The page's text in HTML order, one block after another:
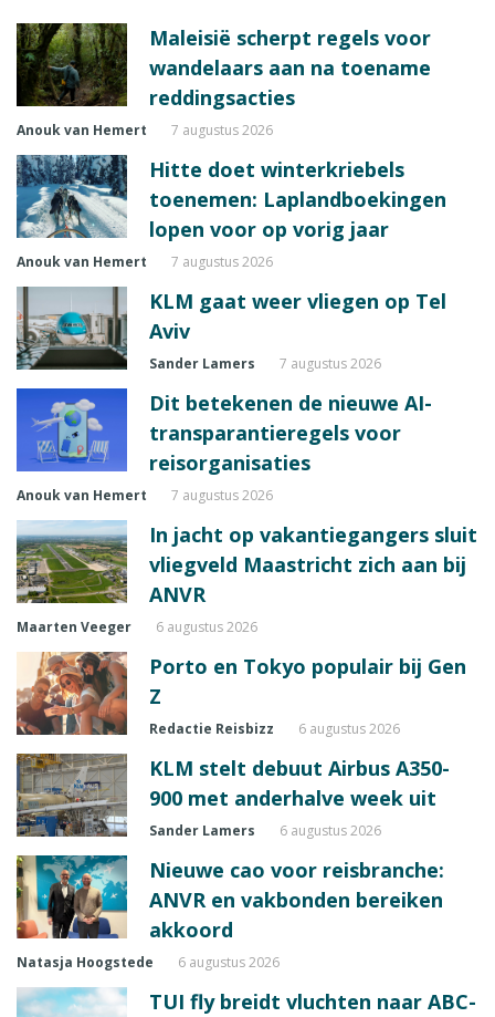
Maleisië scherpt regels voor
wandelaars aan na toename
reddingsacties
Anouk van Hemert 7 augustus 2026
Hitte doet winterkriebels
toenemen: Laplandboekingen
lopen voor op vorig jaar
Anouk van Hemert 7 augustus 2026
KLM gaat weer vliegen op Tel
Aviv
Sander Lamers 7 augustus 2026
Dit betekenen de nieuwe AI-
transparantieregels voor
reisorganisaties
Anouk van Hemert 7 augustus 2026
In jacht op vakantiegangers sluit
vliegveld Maastricht zich aan bij
ANVR
Maarten Veeger 6 augustus 2026
Porto en Tokyo populair bij Gen
Z
Redactie Reisbizz 6 augustus 2026
KLM stelt debuut Airbus A350-
900 met anderhalve week uit
Sander Lamers 6 augustus 2026
Nieuwe cao voor reisbranche:
ANVR en vakbonden bereiken
akkoord
Natasja Hoogstede 6 augustus 2026
TUI fly breidt vluchten naar ABC-